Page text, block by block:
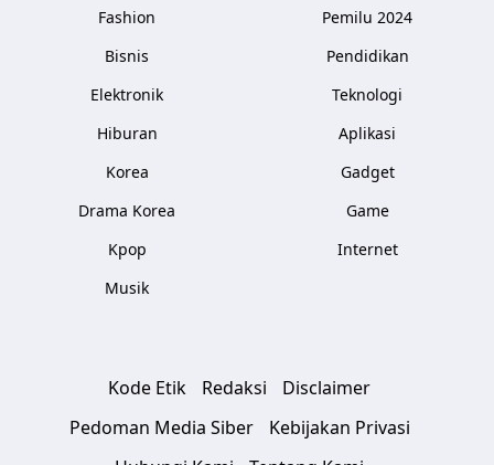
Fashion
Bisnis
Elektronik
Hiburan
Korea
Drama Korea
Kpop
Musik
Pemilu 2024
Pendidikan
Teknologi
Aplikasi
Gadget
Game
Internet
Kode Etik Redaksi
Disclaimer
Pedoman Media Siber
Kebijakan Privasi